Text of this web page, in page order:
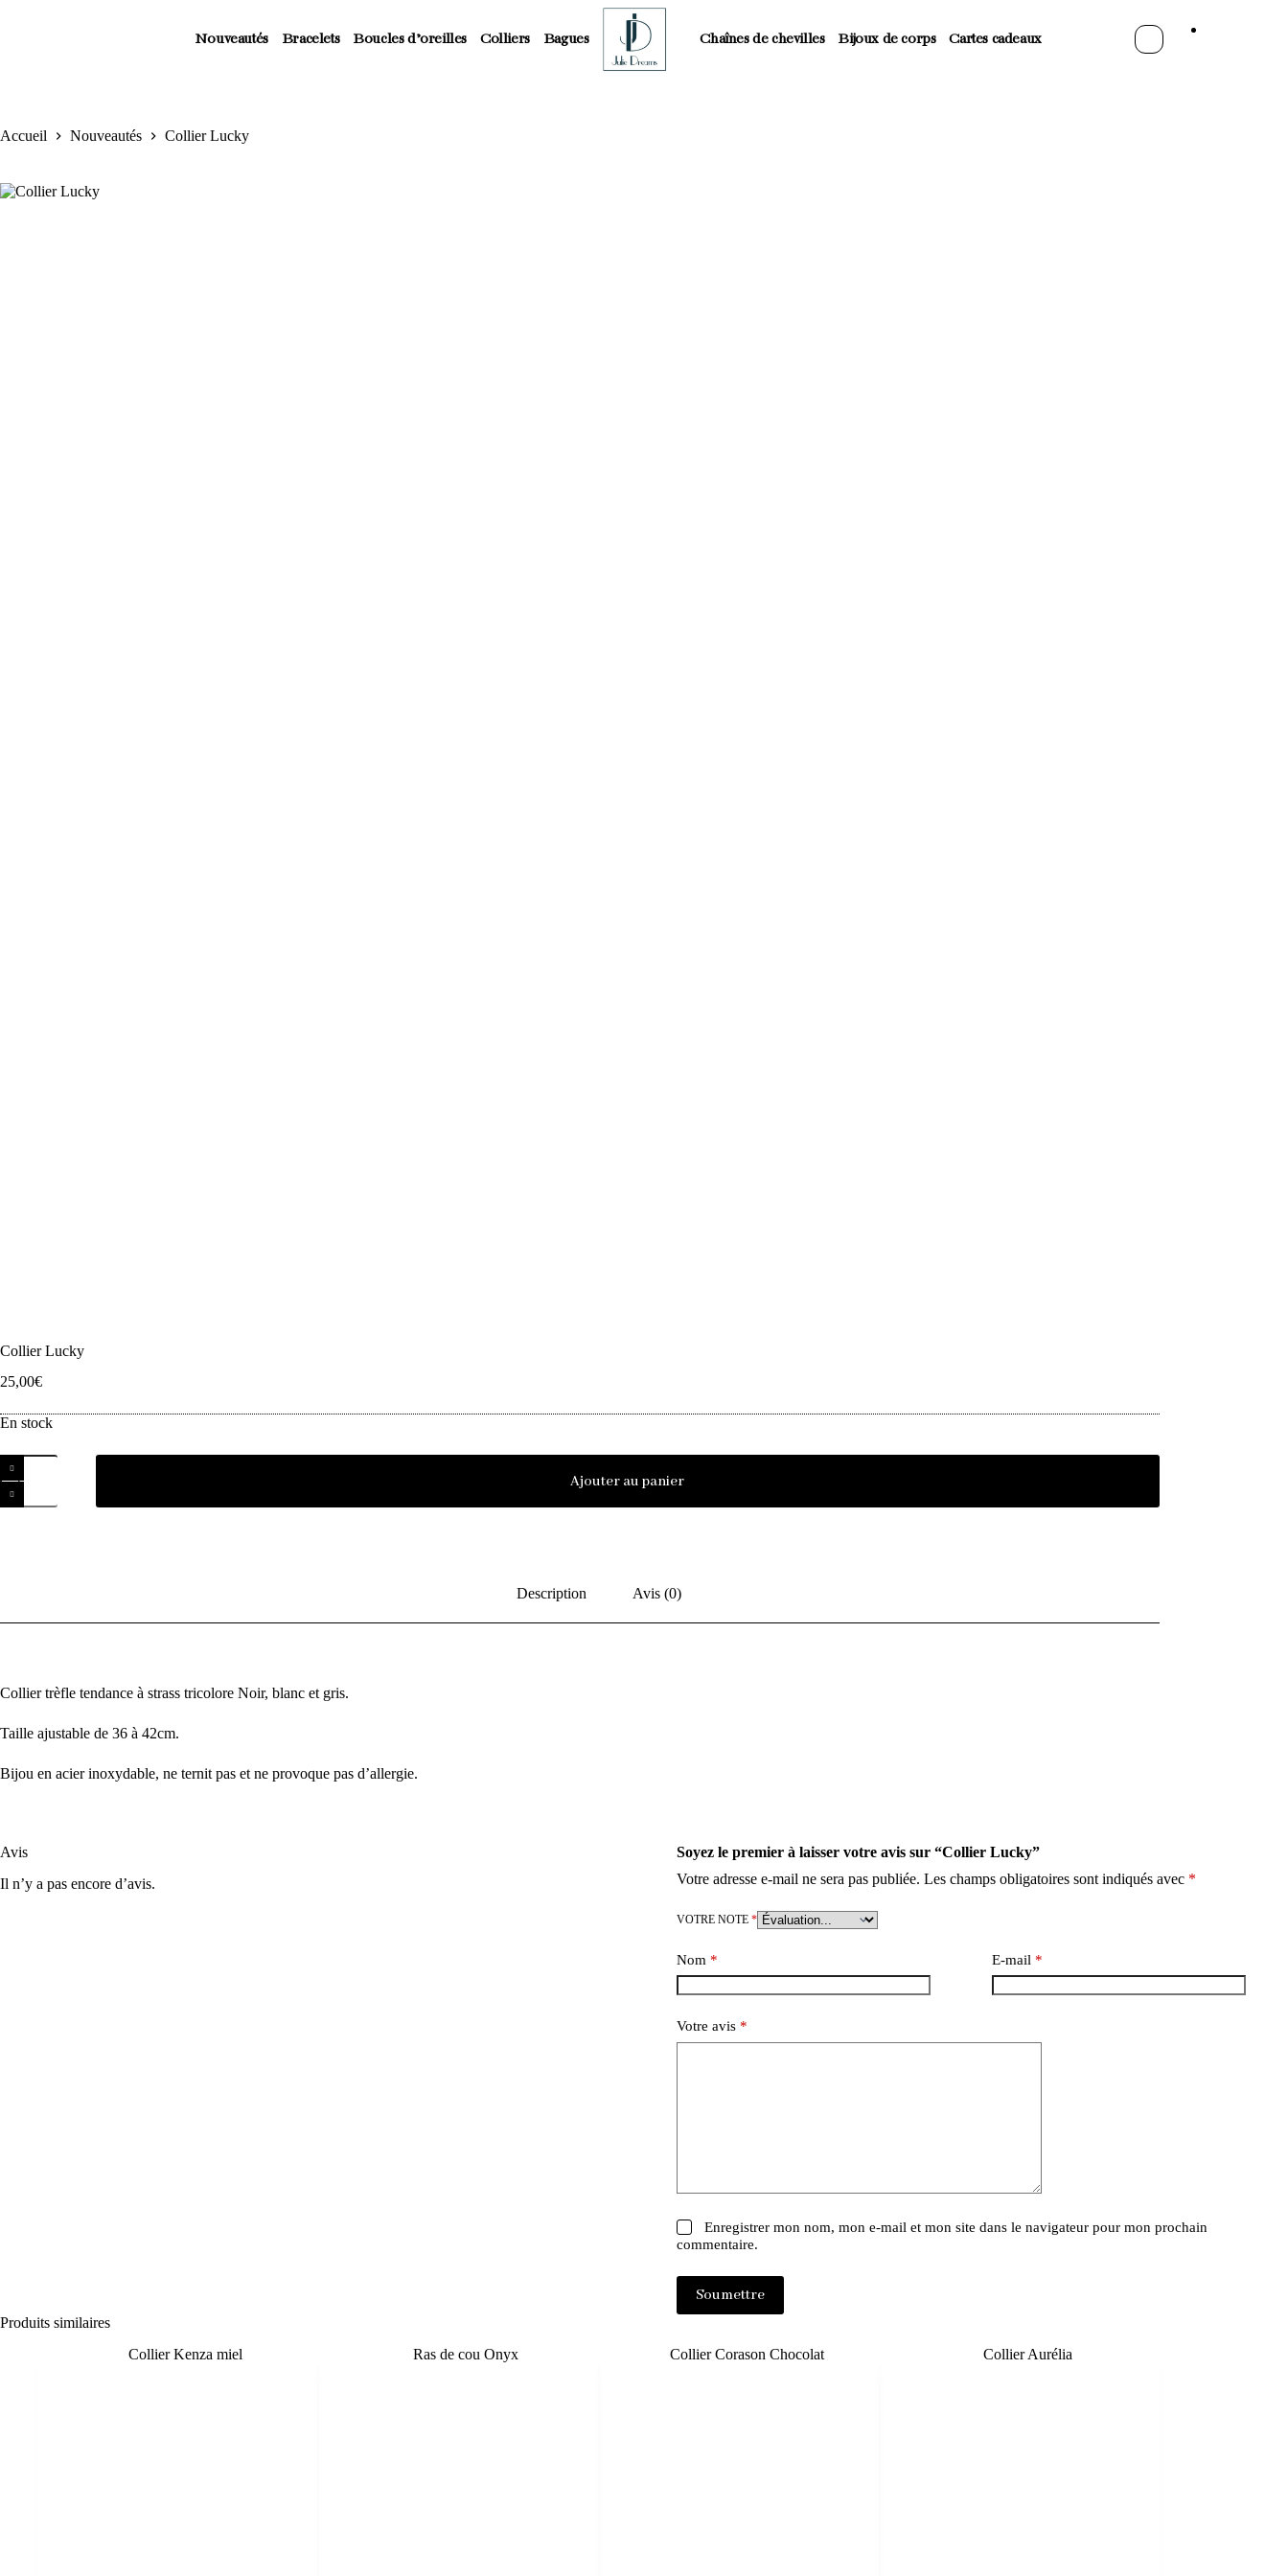
Nouveautés Bracelets Boucles d’oreilles Colliers Bagues Chaînes de chevilles Bijoux de corps Cartes cadeaux
Accueil Nouveautés Collier Lucky
Collier Lucky
25,00€
En stock
Ajouter au panier
Description Avis (0)
Collier trèfle tendance à strass tricolore Noir, blanc et gris.
Taille ajustable de 36 à 42cm.
Bijou en acier inoxydable, ne ternit pas et ne provoque pas d’allergie.
Avis
Il n’y a pas encore d’avis.
Soyez le premier à laisser votre avis sur “Collier Lucky”
Votre adresse e-mail ne sera pas publiée. Les champs obligatoires sont indiqués avec *
VOTRE NOTE *
Nom * E-mail *
Votre avis *
Enregistrer mon nom, mon e-mail et mon site dans le navigateur pour mon prochain
commentaire.
Soumettre
Produits similaires